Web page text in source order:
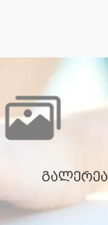
გალერეა